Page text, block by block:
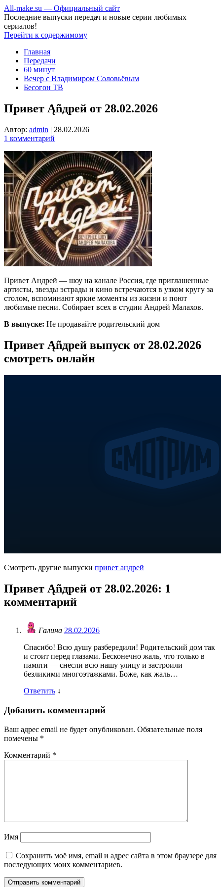
All-make.su — Официальный сайт
Последние выпуски передач и новые серии любимых
сериалов!
Перейти к содержимому
Главная
Передачи
60 минут
Вечер с Владимиром Соловьёвым
Бесогон ТВ
Привет Ąñдpей от 28.02.2026
Автор: admin | 28.02.2026
1 комментарий
Привет Андрей — шоу на канале Россия, где приглашенные
артисты, звезды эстрады и кино встречаются в узком кругу за
столом, вспоминают яркие моменты из жизни и поют
любимые песни. Собирает всех в студии Андрей Малахов.
В выпуске: Не продавайте родительский дом
Привет Ąñдpей выпуск от 28.02.2026
смотреть онлайн
Смотреть другие выпуски привет андрей
Привет Ąñдpей от 28.02.2026: 1
комментарий
Галина 28.02.2026
Спасибо! Всю душу разбередили! Родительский дом так
и стоит перед глазами. Бесконечно жаль, что только в
памяти — снесли всю нашу улицу и застроили
безликими многоэтажками. Боже, как жаль…
Ответить ↓
Добавить комментарий
Ваш адрес email не будет опубликован. Обязательные поля
помечены *
Комментарий *
Имя
Сохранить моё имя, email и адрес сайта в этом браузере для
последующих моих комментариев.